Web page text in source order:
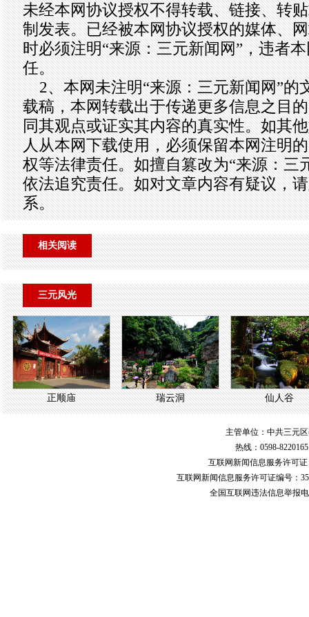
未经本网协议授权不得转载、链接、转
制发表。已经被本网协议授权的媒体、
时必须注明“来源：三元新闻网”，违者
任。
2、本网未注明“来源：三元新闻网”的
载稿，本网转载出于传递更多信息之目
同其观点或证实其内容的真实性。如其
人从本网下载使用，必须保留本网注明
权等法律责任。如擅自篡改为“来源：三
依法追究责任。如对文章内容有疑议，
系。
相关阅读
三元风光
正顺庙 瑞云洞 仙人谷
主管单位：中共三元
热线：0598-
互联网新闻信息服务许可证
互联网新闻信息服务许可证编号：
全国互联网违法信息举报